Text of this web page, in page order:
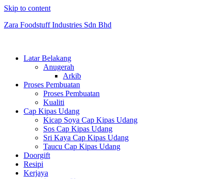
Skip to content
Zara Foodstuff Industries Sdn Bhd
Latar Belakang
Anugerah
Arkib
Proses Pembuatan
Proses Pembuatan
Kualiti
Cap Kipas Udang
Kicap Soya Cap Kipas Udang
Sos Cap Kipas Udang
Sri Kaya Cap Kipas Udang
Taucu Cap Kipas Udang
Doorgift
Resipi
Kerjaya